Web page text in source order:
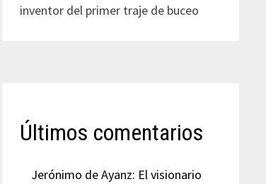
inventor del primer traje de buceo
Últimos comentarios
Jerónimo de Ayanz: El visionario